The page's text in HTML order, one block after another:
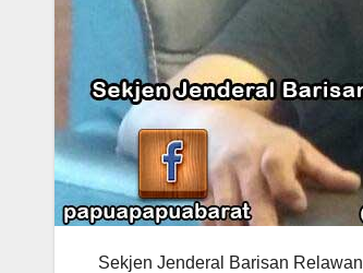
Sekjen Jenderal Barisan